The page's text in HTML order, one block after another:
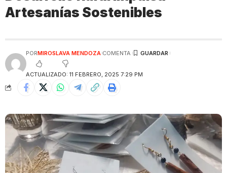
Artesanías Sostenibles
ACTUALIZADO: 11 FEBRERO, 2025 7:29 PM
PORMIROSLAVA MENDOZA COMENTA